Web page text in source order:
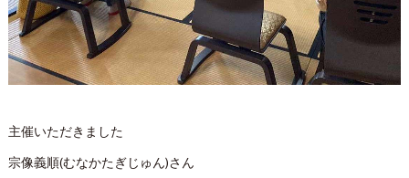
主催いただきました
宗像義順(むなかたぎじゅん)さん